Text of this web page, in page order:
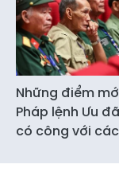
Những điểm
Pháp lệnh Ưu
có công với